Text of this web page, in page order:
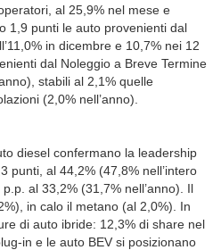
al 25,9% nel mese e
1,9 punti le auto provenienti dal
in dicembre e 10,7% nei 12
dal Noleggio a Breve Termine
stabili al 2,1% quelle
(2,0% nell’anno).
diesel confermano la leadership
punti, al 44,2% (47,8% nell’intero
al 33,2% (31,7% nell’anno). Il
in calo il metano (al 2,0%). In
di auto ibride: 12,3% di share nel
in e le auto BEV si posizionano